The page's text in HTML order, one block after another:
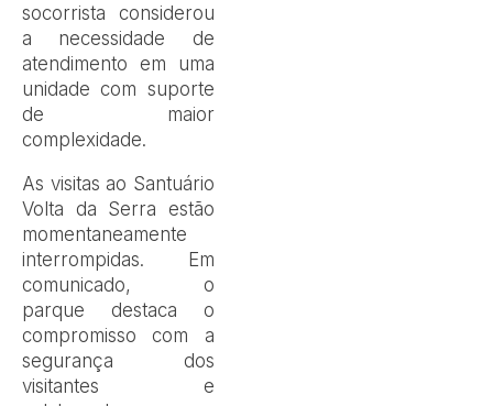
socorrista considerou
a necessidade de
atendimento em uma
unidade com suporte
de maior
complexidade.
As visitas ao Santuário
Volta da Serra estão
momentaneamente
interrompidas. Em
comunicado, o
parque destaca o
compromisso com a
segurança dos
visitantes e